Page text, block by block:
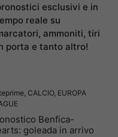
esclusivi e in
reale su
ammoniti, tiri
porta e tanto altro!
, CALCIO, EUROPA
Benfica-
goleada in arrivo